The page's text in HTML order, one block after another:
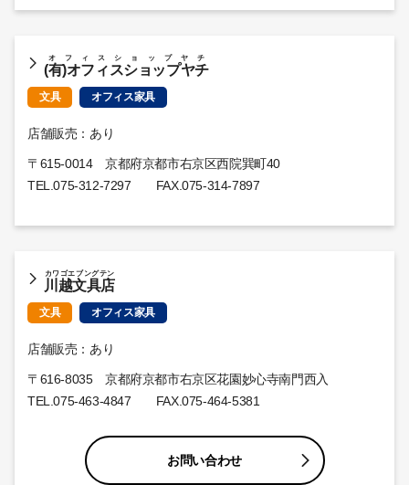
(有)オフィスショップヤチ
オフィスショップヤチ
文具 オフィス家具
店舗販売：あり
〒615-0014 京都府京都市右京区西院巽町40
TEL.075-312-7297 FAX.075-314-7897
川越文具店
カワゴエブングテン
文具 オフィス家具
店舗販売：あり
〒616-8035 京都府京都市右京区花園妙心寺南門西入
TEL.075-463-4847 FAX.075-464-5381
お問い合わせ